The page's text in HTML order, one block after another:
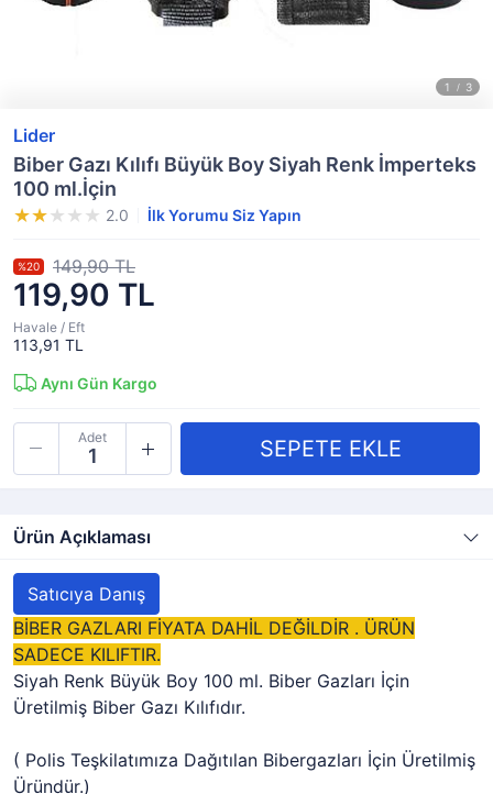
Lider
Biber Gazı Kılıfı Büyük Boy Siyah Renk İmperteks
100 ml.İçin
2.0 İlk Yorumu Siz Yapın
119,90 TL
%20 149,90 TL
Havale / Eft
113,91 TL
Aynı Gün Kargo
Adet
Ürün Açıklaması
Satıcıya Danış
BİBER GAZLARI FİYATA DAHİL DEĞİLDİR . ÜRÜN
SADECE KILIFTIR.
Siyah Renk Büyük Boy 100 ml. Biber Gazları İçin
Üretilmiş Biber Gazı Kılıfıdır.
( Polis Teşkilatımıza Dağıtılan Bibergazları İçin Üretilmiş
Üründür.)